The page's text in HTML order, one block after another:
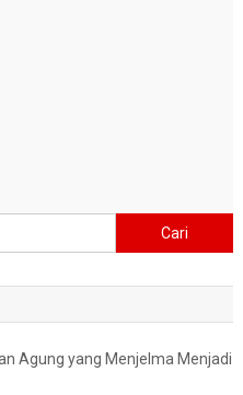
untuk:
Agung yang Menjelma Menjadi